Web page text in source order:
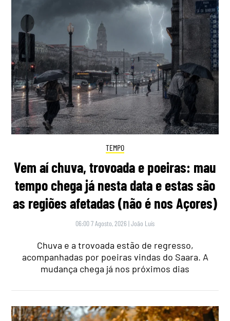
TEMPO
Vem aí chuva, trovoada e poeiras: mau
tempo chega já nesta data e estas são
as regiões afetadas (não é nos Açores)
06:00 7 Agosto, 2026 |João Luís
Chuva e a trovoada estão de regresso,
acompanhadas por poeiras vindas do Saara. A
mudança chega já nos próximos dias